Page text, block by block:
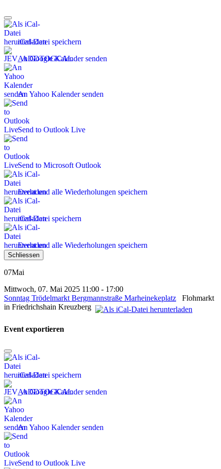
iCal-Datei speichern
An Google Kalender senden
An Yahoo Kalender senden
Send to Outlook Live
Send to Microsoft Outlook
Event und alle Wiederholungen speichern
iCal-Datei speichern
Event und alle Wiederholungen speichern
Schliessen
07Mai
Mittwoch, 07. Mai 2025 11:00 - 17:00
Sonntag Trödelmarkt Bergmannstraße Marheinekeplatz Flohmarkt
in Friedrichshain Kreuzberg
Event exportieren
iCal-Datei speichern
An Google Kalender senden
An Yahoo Kalender senden
Send to Outlook Live